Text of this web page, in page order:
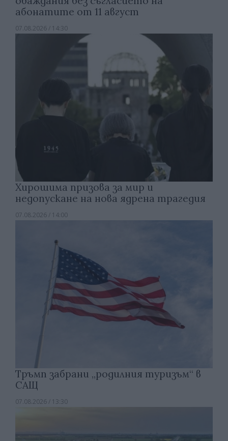
абонатите от 11 август
07.08.2026 / 14:30
Хирошима призова за мир и
недопускане на нова ядрена трагедия
07.08.2026 / 14:00
Тръмп забрани „родилния туризъм“ в
САЩ
07.08.2026 / 13:30